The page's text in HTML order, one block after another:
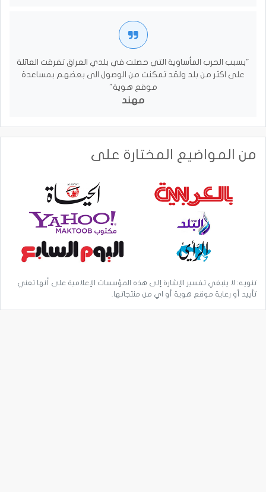
"بسبب الحرب المأساوية التي حصلت في بلدي العراق تفرقت العائلة
على اكثر من بلد ولقد تمكنت من الوصول الى بعضهم بمساعدة
موقع هوية"
مهند
من المواضيع المختارة على
تنويه: لا ينبغي تفسير الإشارة إلى هذه المؤسسات الإعلامية على أنها تعني
تأييد أو رعاية موقع هوية أو اي من منتجاتها.